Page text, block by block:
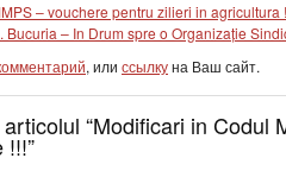
– vouchere pentru zilieri in agricultura
Bucuria – In Drum spre o Organizație
, или ссылкуна Ваш сайт.
“Modificari in Codul